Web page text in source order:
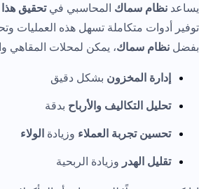
يساعد نظام سماك المحاسبي فيتحقيق هذا
توفير أدوات متكاملة تسهل هذه العمليات
بفضل نظام سماك، يمكن لمحلات المقاهي
إدارة المخزون بشكل دقيق
تحليل التكاليف والأرباح بدقة
تحسين تجربة العملاء وزيادة الولاء
تقليل الهدر وزيادة الربحية